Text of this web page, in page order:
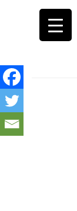
Skip